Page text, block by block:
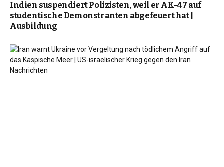
Indien suspendiert Polizisten, weil er AK-47 auf
studentische Demonstranten abgefeuert hat |
Ausbildung